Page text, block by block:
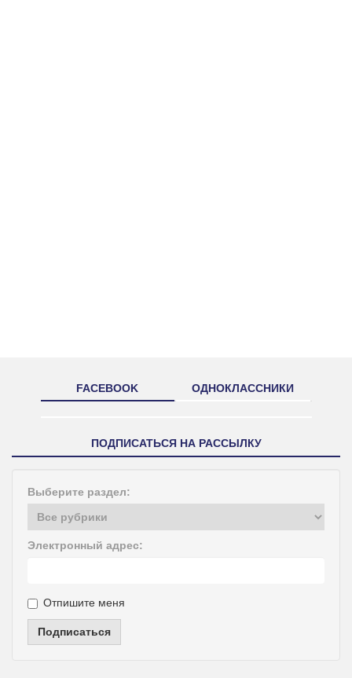
FACEBOOK ОДНОКЛАССНИКИ
ПОДПИСАТЬСЯ НА РАССЫЛКУ
Выберите раздел:
Электронный адрес:
Отпишите меня
Подписаться